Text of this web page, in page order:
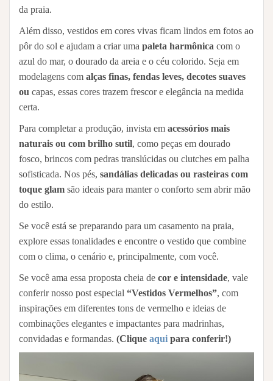
da praia.
Além disso, vestidos em cores vivas ficam lindos em fotos ao
pôr do sol e ajudam a criar uma paleta harmônica com o
azul do mar, o dourado da areia e o céu colorido. Seja em
modelagens com alças finas, fendas leves, decotes suaves
ou capas, essas cores trazem frescor e elegância na medida
certa.
Para completar a produção, invista em acessórios mais
naturais ou com brilho sutil, como peças em dourado
fosco, brincos com pedras translúcidas ou clutches em palha
sofisticada. Nos pés, sandálias delicadas ou rasteiras com
toque glam são ideais para manter o conforto sem abrir mão
do estilo.
Se você está se preparando para um casamento na praia,
explore essas tonalidades e encontre o vestido que combine
com o clima, o cenário e, principalmente, com você.
Se você ama essa proposta cheia de cor e intensidade, vale
conferir nosso post especial “Vestidos Vermelhos”, com
inspirações em diferentes tons de vermelho e ideias de
combinações elegantes e impactantes para madrinhas,
convidadas e formandas. (Clique aqui para conferir!)